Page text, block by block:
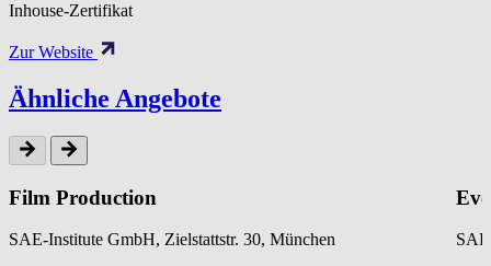
Inhouse-Zertifikat
Zur Website
Ähnliche Angebote
Film Production
SAE-Institute GmbH, Zielstattstr. 30, München